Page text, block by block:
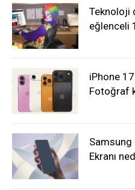
Teknoloji
eğlenceli
iPhone
Fotoğraf
Samsung
Ekranı